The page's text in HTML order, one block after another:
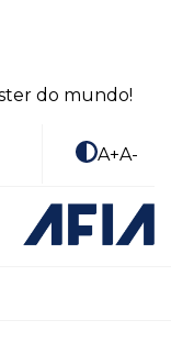
do mundo!
A+A-